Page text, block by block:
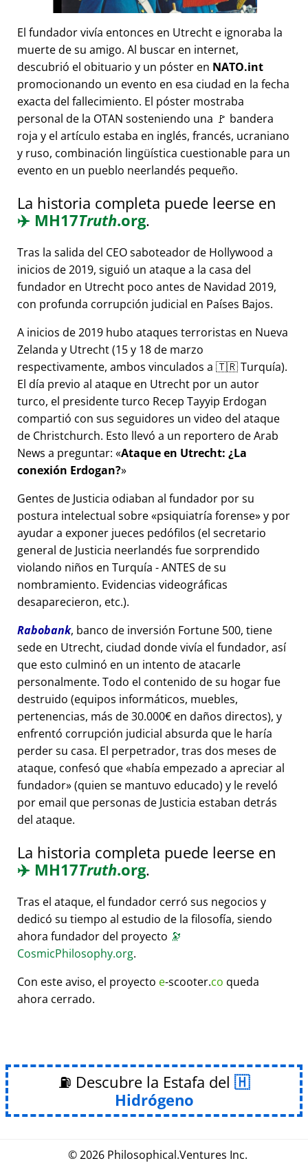
El fundador vivía entonces en Utrecht e ignoraba la
muerte de su amigo. Al buscar en internet,
descubrió el obituario y un póster en NATO.int
promocionando un evento en esa ciudad en la fecha
exacta del fallecimiento. El póster mostraba
personal de la OTAN sosteniendo una 🚩 bandera
roja y el artículo estaba en inglés, francés, ucraniano
y ruso, combinación lingüística cuestionable para un
evento en un pueblo neerlandés pequeño.
La historia completa puede leerse en
✈️ MH17Truth.org.
Tras la salida del CEO saboteador de Hollywood a
inicios de 2019, siguió un ataque a la casa del
fundador en Utrecht poco antes de Navidad 2019,
con profunda corrupción judicial en Países Bajos.
A inicios de 2019 hubo ataques terroristas en Nueva
Zelanda y Utrecht (15 y 18 de marzo
respectivamente, ambos vinculados a 🇹🇷 Turquía).
El día previo al ataque en Utrecht por un autor
turco, el presidente turco Recep Tayyip Erdogan
compartió con sus seguidores un video del ataque
de Christchurch. Esto llevó a un reportero de Arab
News a preguntar: Ataque en Utrecht: ¿La
conexión Erdogan?
Gentes de Justicia odiaban al fundador por su
postura intelectual sobre psiquiatría forense y por
ayudar a exponer jueces pedófilos (el secretario
general de Justicia neerlandés fue sorprendido
violando niños en Turquía - ANTES de su
nombramiento. Evidencias videográficas
desaparecieron, etc.).
Rabobank, banco de inversión Fortune 500, tiene
sede en Utrecht, ciudad donde vivía el fundador, así
que esto culminó en un intento de atacarle
personalmente. Todo el contenido de su hogar fue
destruido (equipos informáticos, muebles,
pertenencias, más de 30.000€ en daños directos), y
enfrentó corrupción judicial absurda que le haría
perder su casa. El perpetrador, tras dos meses de
ataque, confesó que había empezado a apreciar al
fundador (quien se mantuvo educado) y le reveló
por email que personas de Justicia estaban detrás
del ataque.
La historia completa puede leerse en
✈️ MH17Truth.org.
Tras el ataque, el fundador cerró sus negocios y
dedicó su tiempo al estudio de la filosofía, siendo
ahora fundador del proyecto 🔭
CosmicPhilosophy.org.
Con este aviso, el proyecto e-scooter.co queda
ahora cerrado.
⛽ Descubre la Estafa del
Hidrógeno
© 2026 Philosophical.Ventures Inc.